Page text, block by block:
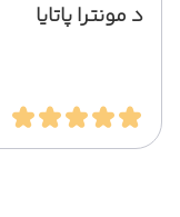
د مونترا پاتایا